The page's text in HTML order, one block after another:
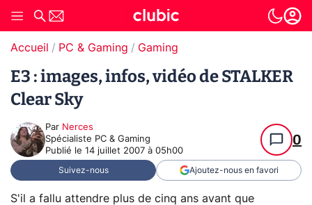
Accueil PC & Gaming Gaming
E3 : images, infos, vidéo de STALKER
Clear Sky
Par Nerces
Spécialiste PC & Gaming
Publié le 14 juillet 2007 à 05h00
0
Suivez-nous Ajoutez-nous en favori
S'il a fallu attendre plus de cinq ans avant que